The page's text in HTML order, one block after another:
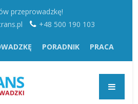
przeprowadzkę!
+48 500 190 103
PORADNIK PRACA